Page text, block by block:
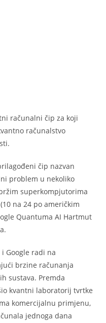
računalni čip za koji
računalstvo
čip nazvan
problem u nekoliko
superkompjutorima
na 24 po američkim
Quantuma AI Hartmut
Google radi na
brzine računanja
sustava. Premda
kvantni laboratorij tvrtke
komercijalnu primjenu,
jednoga dana